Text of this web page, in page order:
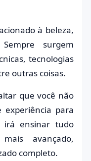
à beleza,
surgem
tecnologias
outras coisas.
que você não
para
irá ensinar tudo
avançado,
completo.